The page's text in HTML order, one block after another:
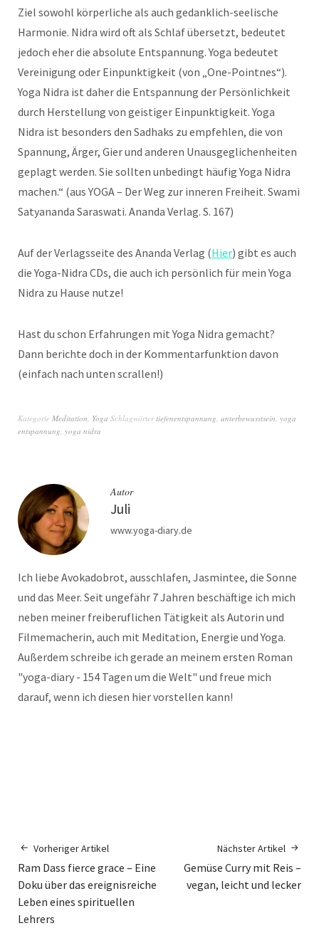
Ziel sowohl körperliche als auch gedanklich-seelische
Harmonie. Nidra wird oft als Schlaf übersetzt, bedeutet
jedoch eher die absolute Entspannung. Yoga bedeutet
Vereinigung oder Einpunktigkeit (von „One-Pointnes“).
Yoga Nidra ist daher die Entspannung der Persönlichkeit
durch Herstellung von geistiger Einpunktigkeit. Yoga
Nidra ist besonders den Sadhaks zu empfehlen, die von
Spannung, Ärger, Gier und anderen Unausgeglichenheiten
geplagt werden. Sie sollten unbedingt häufig Yoga Nidra
machen.“ (aus YOGA – Der Weg zur inneren Freiheit. Swami
Satyananda Saraswati. Ananda Verlag. S. 167)
Auf der Verlagsseite des Ananda Verlag (Hier) gibt es auch
die Yoga-Nidra CDs, die auch ich persönlich für mein Yoga
Nidra zu Hause nutze!
Hast du schon Erfahrungen mit Yoga Nidra gemacht?
Dann berichte doch in der Kommentarfunktion davon
(einfach nach unten scrallen!)
Kategorie Meditation Yoga Schlagwörtertiefenentspannung unterbewusstsein yoga
entspannung yoga nidra
Autor
Juli
www.yoga-diary.de
Ich liebe Avokadobrot, ausschlafen, Jasmintee, die Sonne
und das Meer. Seit ungefähr 7 Jahren beschäftige ich mich
neben meiner freiberuflichen Tätigkeit als Autorin und
Filmemacherin, auch mit Meditation, Energie und Yoga.
Außerdem schreibe ich gerade an meinem ersten Roman
"yoga-diary - 154 Tagen um die Welt" und freue mich
darauf, wenn ich diesen hier vorstellen kann!
Vorheriger Artikel
Ram Dass fierce grace – Eine
Doku über das ereignisreiche
Leben eines spirituellen
Lehrers
Nächster Artikel
Gemüse Curry mit Reis –
vegan, leicht und lecker